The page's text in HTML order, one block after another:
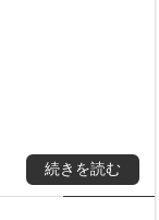
続きを読む